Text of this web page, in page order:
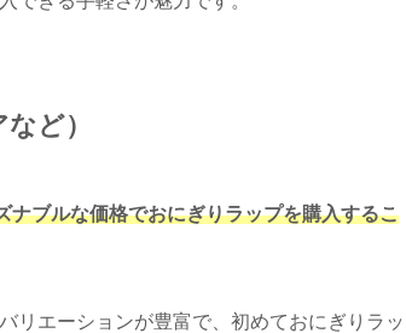
ど）
ブルな価格でおにぎりラップを購入するこ
リエーションが豊富で、初めておにぎりラッ